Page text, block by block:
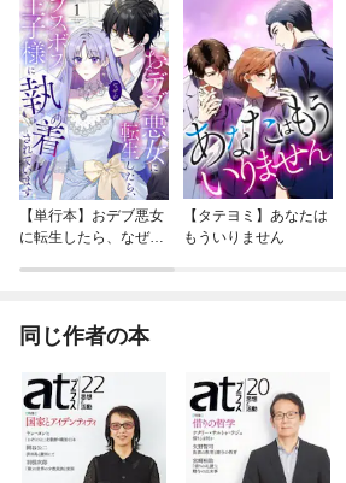
【単行本】おデブ悪女
に転生したら、なぜか
【タテヨミ】あなたは
もういりません
同じ作者の本